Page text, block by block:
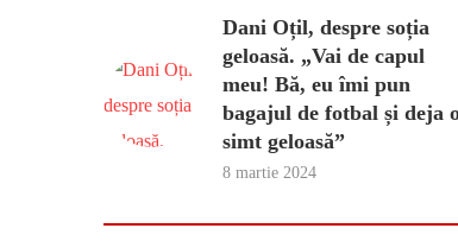
Dani Oțil, despre soția
geloasă. „Vai de capul
meu! Bă, eu îmi pun
bagajul de fotbal și deja
simt geloasă”
8 martie 2024